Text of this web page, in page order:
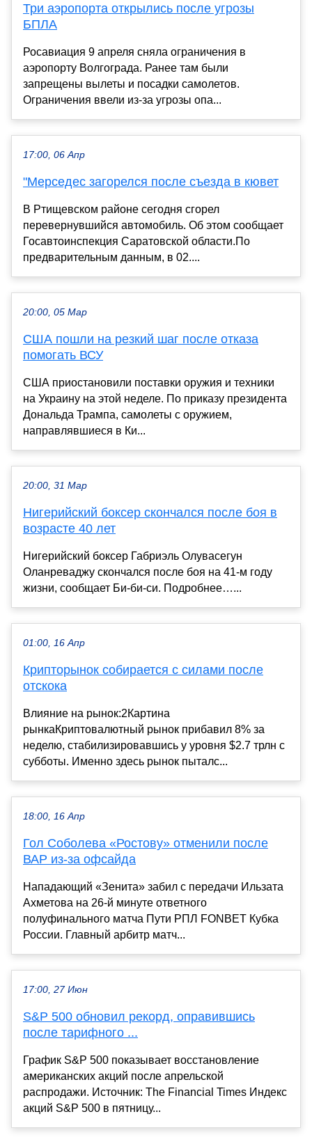
Три аэропорта открылись после угрозы
БПЛА
Росавиация 9 апреля сняла ограничения в
аэропорту Волгограда. Ранее там были
запрещены вылеты и посадки самолетов.
Ограничения ввели из-за угрозы опа...
17:00, 06 Апр
"Мерседес загорелся после съезда в кювет
В Ртищевском районе сегодня сгорел
перевернувшийся автомобиль. Об этом сообщает
Госавтоинспекция Саратовской области.По
предварительным данным, в 02....
20:00, 05 Мар
США пошли на резкий шаг после отказа
помогать ВСУ
США приостановили поставки оружия и техники
на Украину на этой неделе. По приказу президента
Дональда Трампа, самолеты с оружием,
направлявшиеся в Ки...
20:00, 31 Мар
Нигерийский боксер скончался после боя в
возрасте 40 лет
Нигерийский боксер Габриэль Олувасегун
Оланреваджу скончался после боя на 41‑м году
жизни, сообщает Би‑би‑си. Подробнее…...
01:00, 16 Апр
Крипторынок собирается с силами после
отскока
Влияние на рынок:2Картина
рынкаКриптовалютный рынок прибавил 8% за
неделю, стабилизировавшись у уровня $2.7 трлн с
субботы. Именно здесь рынок пыталс...
18:00, 16 Апр
Гол Соболева «Ростову» отменили после
ВАР из-за офсайда
Нападающий «Зенита» забил с передачи Ильзата
Ахметова на 26-й минуте ответного
полуфинального матча Пути РПЛ FONBET Кубка
России. Главный арбитр матч...
17:00, 27 Июн
S&P 500 обновил рекорд, оправившись
после тарифного ...
График S&P 500 показывает восстановление
американских акций после апрельской
распродажи. Источник: The Financial Times Индекс
акций S&P 500 в пятницу...